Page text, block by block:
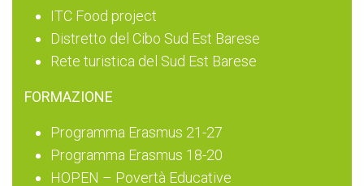
ITC Food project
Distretto del Cibo Sud Est Barese
Rete turistica del Sud Est Barese
FORMAZIONE
Programma Erasmus 21-27
Programma Erasmus 18-20
HOPEN – Povertà Educative